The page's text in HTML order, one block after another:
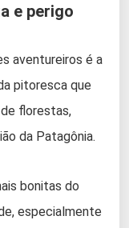
e perigo
aventureiros é a
pitoresca que
florestas,
da Patagônia.
bonitas do
especialmente